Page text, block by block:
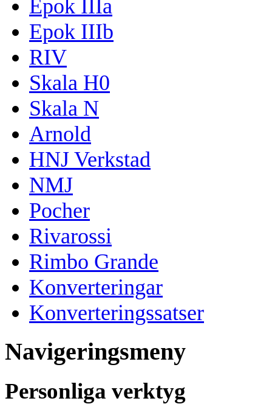
Epok IIIa
Epok IIIb
RIV
Skala H0
Skala N
Arnold
HNJ Verkstad
NMJ
Pocher
Rivarossi
Rimbo Grande
Konverteringar
Konverteringssatser
Navigeringsmeny
Personliga verktyg